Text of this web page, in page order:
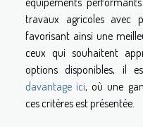
travaux agricoles avec
favorisant ainsi une
ceux qui souhaitent
options disponibles, il
davantage ici, où une
ces critères est présentée.